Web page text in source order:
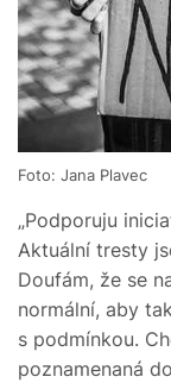
Foto: Jana Plavec
„Podporuju
Aktuální tresty
Doufám, že se
normální, aby
s podmínkou.
poznamenaná